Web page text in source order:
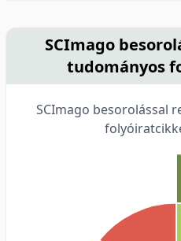
SCImago
tudományos
SCImago besorolással